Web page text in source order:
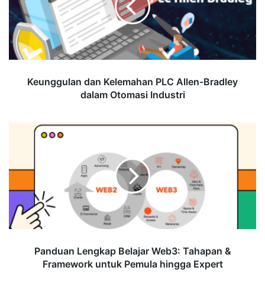
Allen-
Bradley
dalam
Otomasi
Industri
Keunggulan dan Kelemahan PLC Allen-Bradley
dalam Otomasi Industri
Panduan
&
Framework
untuk
Pemula
Panduan Lengkap Belajar Web3: Tahapan &
Framework untuk Pemula hingga Expert